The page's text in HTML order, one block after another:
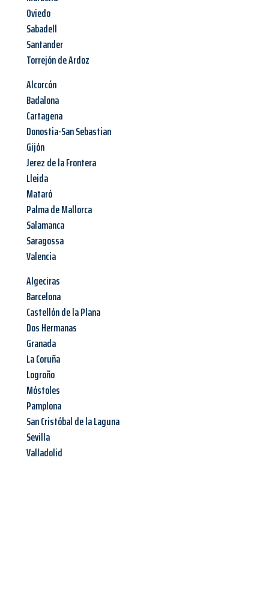
Oviedo
Sabadell
Santander
Torrejón de Ardoz
Alcorcón
Badalona
Cartagena
Donostia-San Sebastian
Gijón
Jerez de la Frontera
Lleida
Mataró
Palma de Mallorca
Salamanca
Saragossa
Valencia
Algeciras
Barcelona
Castellón de la Plana
Dos Hermanas
Granada
La Coruña
Logroño
Móstoles
Pamplona
San Cristóbal de la Laguna
Sevilla
Valladolid